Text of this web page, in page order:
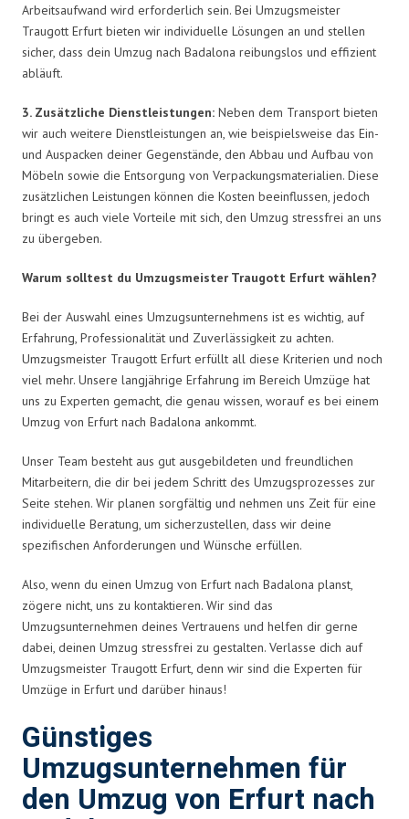
Arbeitsaufwand wird erforderlich sein. Bei Umzugsmeister
Traugott Erfurt bieten wir individuelle Lösungen an und stellen
sicher, dass dein Umzug nach Badalona reibungslos und effizient
abläuft.
3. Zusätzliche Dienstleistungen: Neben dem Transport bieten
wir auch weitere Dienstleistungen an, wie beispielsweise das Ein-
und Auspacken deiner Gegenstände, den Abbau und Aufbau von
Möbeln sowie die Entsorgung von Verpackungsmaterialien. Diese
zusätzlichen Leistungen können die Kosten beeinflussen, jedoch
bringt es auch viele Vorteile mit sich, den Umzug stressfrei an uns
zu übergeben.
Warum solltest du Umzugsmeister Traugott Erfurt wählen?
Bei der Auswahl eines Umzugsunternehmens ist es wichtig, auf
Erfahrung, Professionalität und Zuverlässigkeit zu achten.
Umzugsmeister Traugott Erfurt erfüllt all diese Kriterien und noch
viel mehr. Unsere langjährige Erfahrung im Bereich Umzüge hat
uns zu Experten gemacht, die genau wissen, worauf es bei einem
Umzug von Erfurt nach Badalona ankommt.
Unser Team besteht aus gut ausgebildeten und freundlichen
Mitarbeitern, die dir bei jedem Schritt des Umzugsprozesses zur
Seite stehen. Wir planen sorgfältig und nehmen uns Zeit für eine
individuelle Beratung, um sicherzustellen, dass wir deine
spezifischen Anforderungen und Wünsche erfüllen.
Also, wenn du einen Umzug von Erfurt nach Badalona planst,
zögere nicht, uns zu kontaktieren. Wir sind das
Umzugsunternehmen deines Vertrauens und helfen dir gerne
dabei, deinen Umzug stressfrei zu gestalten. Verlasse dich auf
Umzugsmeister Traugott Erfurt, denn wir sind die Experten für
Umzüge in Erfurt und darüber hinaus!
Günstiges
Umzugsunternehmen für
den Umzug von Erfurt nach